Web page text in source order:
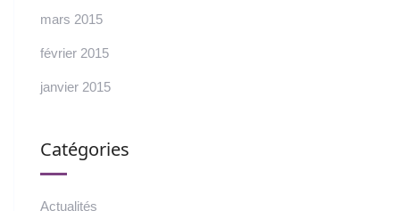
mars 2015
février 2015
janvier 2015
Catégories
Actualités